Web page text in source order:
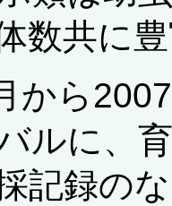
数共に
から
ルに、
記録の